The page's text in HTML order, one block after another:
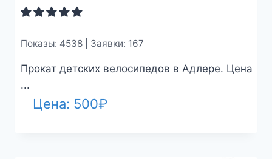
Показы: 4538 | Заявки: 167
Прокат детских велосипедов в Адлере. Цена
...
Цена: 500₽